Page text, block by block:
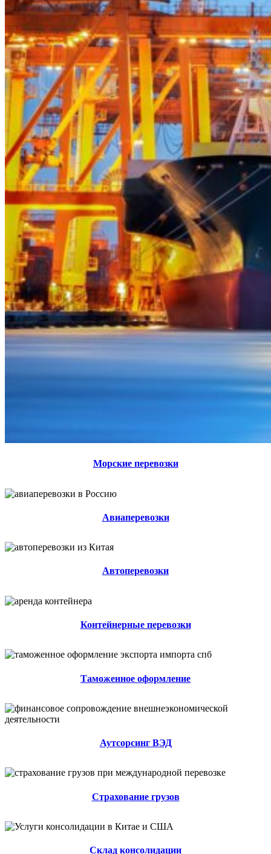
Морские перевозки
Авиаперевозки
Автоперевозки
Контейнерные перевозки
Таможенное оформление
Аутсорсинг ВЭД
Страхование грузов
Склад консолидации